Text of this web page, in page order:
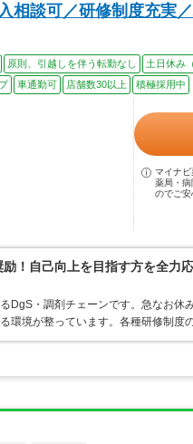
相談可／研修制度充実
原則、引越しを伴う転勤なし 土日休み
車通勤可 店舗数30以上 積極採用中
マイナビ
薬局・
のでご安
！自己向上を目指す方を全力
DgS・調剤チェーンです。急なお休
環境が整っています。各種研修制度